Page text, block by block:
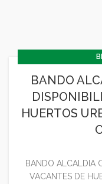
CONCEJALÍA
BANDO
HUERTOS
BANDO ALCALDIA
VACANTES DE